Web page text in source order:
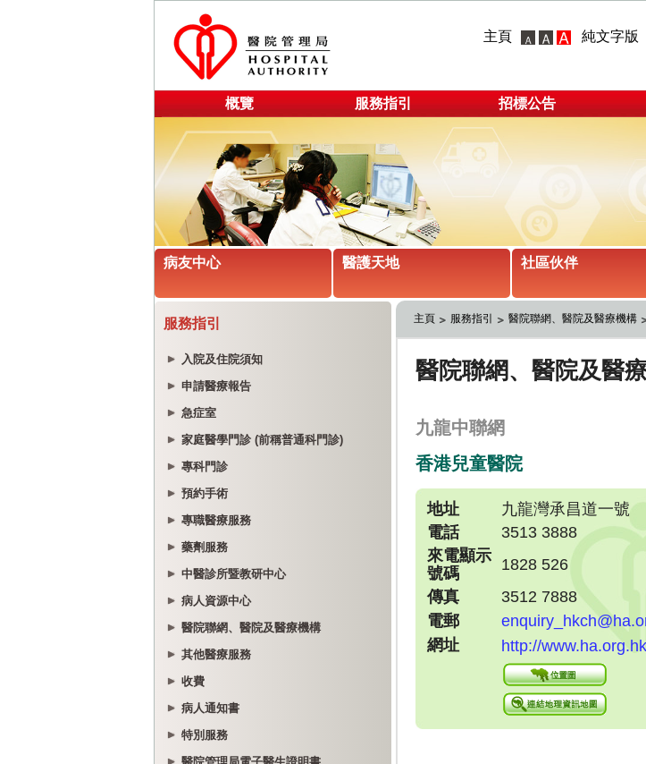
主頁 純文字版
概覽 服務指引 招標公告
病友中心 醫護天地 社區伙伴
服務指引
入院及住院須知
申請醫療報告
急症室
家庭醫學門診 (前稱普通科門診)
專科門診
預約手術
專職醫療服務
藥劑服務
中醫診所暨教研中心
病人資源中心
醫院聯網、醫院及醫療機構
其他醫療服務
收費
病人通知書
特別服務
主頁 服務指引 醫院聯網、醫院及醫療機構